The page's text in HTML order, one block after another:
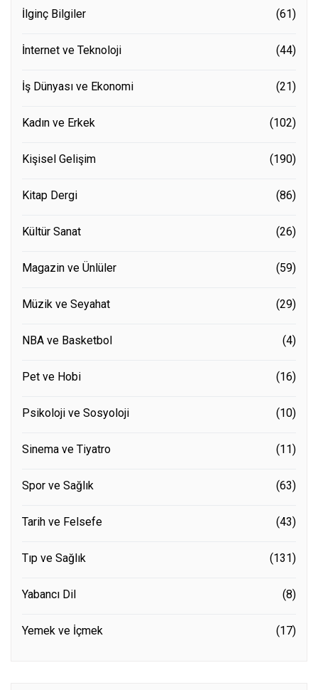
İlginç Bilgiler (61)
İnternet ve Teknoloji (44)
İş Dünyası ve Ekonomi (21)
Kadın ve Erkek (102)
Kişisel Gelişim (190)
Kitap Dergi (86)
Kültür Sanat (26)
Magazin ve Ünlüler (59)
Müzik ve Seyahat (29)
NBA ve Basketbol (4)
Pet ve Hobi (16)
Psikoloji ve Sosyoloji (10)
Sinema ve Tiyatro (11)
Spor ve Sağlık (63)
Tarih ve Felsefe (43)
Tıp ve Sağlık (131)
Yabancı Dil (8)
Yemek ve İçmek (17)